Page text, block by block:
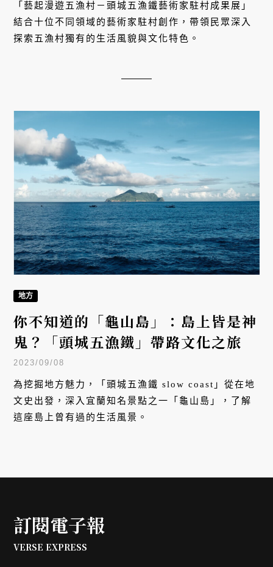
「藝起漫遊五漁村－頭城五漁鐵藝術家駐村成果展」
結合十位不同領域的藝術家駐村創作，帶領民眾深入
探索五漁村獨有的生活風貌與文化特色。
地方
你不知道的「龜山島」：島上皆是神
鬼？「頭城五漁鐵」帶路文化之旅
2023/09/08
為挖掘地方魅力，「頭城五漁鐵 slow coast」從在地
文史出發，深入宜蘭知名景點之一「龜山島」，了解
這座島上曾有過的生活風景。
訂閱電子報
VERSE EXPRESS